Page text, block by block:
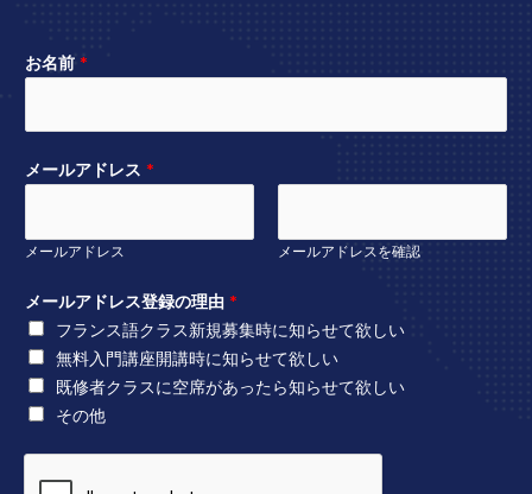
お名前 *
メールアドレス *
メールアドレス メールアドレスを確認
メールアドレス登録の理由 *
フランス語クラス新規募集時に知らせて欲しい
無料入門講座開講時に知らせて欲しい
既修者クラスに空席があったら知らせて欲しい
その他